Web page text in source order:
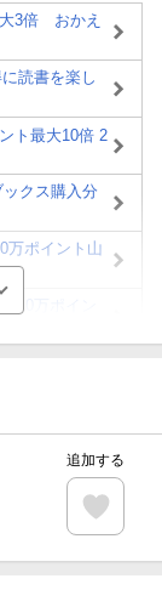
大3倍 おかえ
読書を楽し
ト最大10倍 2
ックス購入分
万ポイント山
OFFクーポン
ペアチケット
追加する